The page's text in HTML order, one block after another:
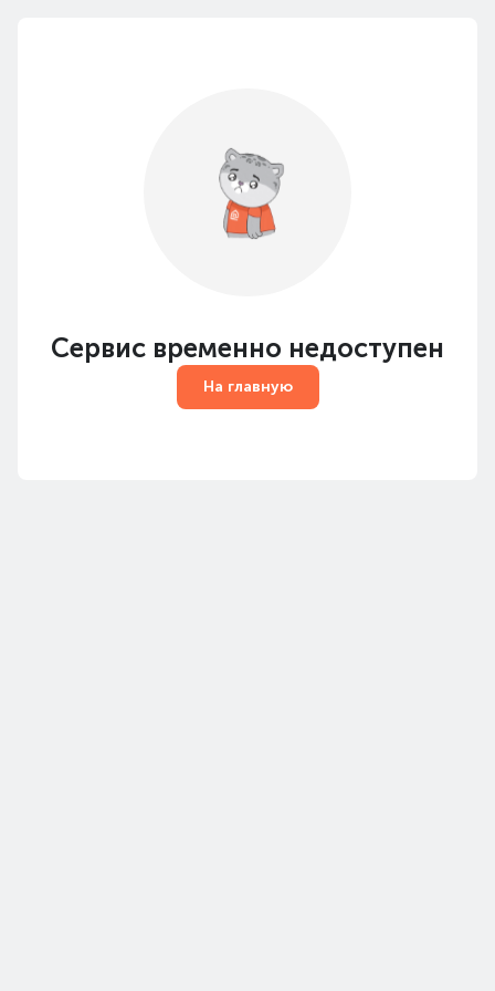
Сервис временно недоступен
На главную